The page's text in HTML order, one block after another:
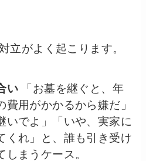
立がよく起こります。
い「お墓を継ぐと、年
費用がかかるから嫌だ」
いでよ」「いや、実家に
くれ」と、誰も引き受け
まうケース。